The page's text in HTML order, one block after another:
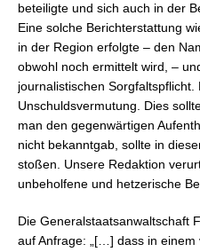
beteiligte und sich auch in der
Eine solche Berichterstattung
in der Region erfolgte – den
obwohl noch ermittelt wird, –
journalistischen
Unschuldsvermutung. Dies
man den gegenwärtigen
nicht bekanntgab, sollte in
stoßen. Unsere Redaktion
unbeholfene und hetzerische
Die Generalstaatsanwaltschaft
auf Anfrage: „[…] dass in